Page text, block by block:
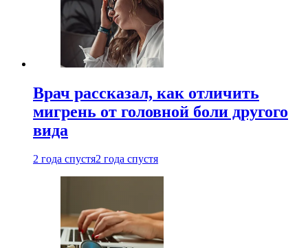
Врач рассказал, как отличить
мигрень от головной боли другого
вида
2 года спустя2 года спустя